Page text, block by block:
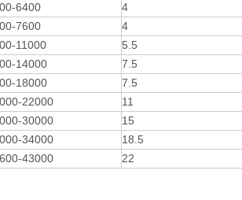
6400
4
7600
4
11000
5.5
14000
7.5
18000
7.5
22000
11
30000
15
34000
18.5
43000 22